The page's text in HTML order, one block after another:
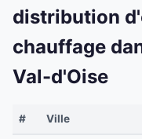
distribution
chauffage
Val-d'Oise
# Ville